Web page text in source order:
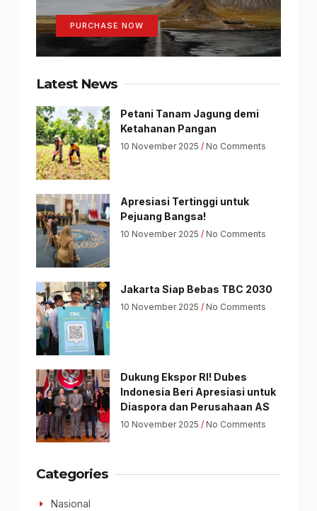
PURCHASE NOW
Latest News
Petani Tanam Jagung demi
Ketahanan Pangan
10 November 2025 No Comments
Apresiasi Tertinggi untuk
Pejuang Bangsa!
10 November 2025 No Comments
Jakarta Siap Bebas TBC 2030
10 November 2025 No Comments
Dukung Ekspor RI! Dubes
Indonesia Beri Apresiasi untuk
Diaspora dan Perusahaan AS
10 November 2025 No Comments
Categories
Nasional